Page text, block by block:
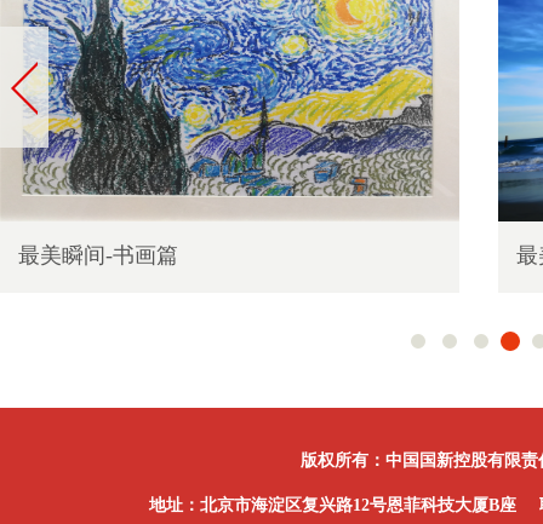
最美瞬间-书画篇 最
版权所有：中国国新控股有限责
地址：北京市海淀区复兴路12号恩菲科技大厦B座